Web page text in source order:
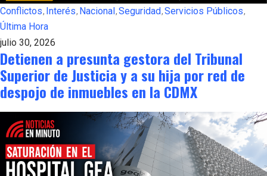
Conflictos Interés Nacional Seguridad Servicios Públicos
Última Hora
julio 30, 2026
Detienen a presunta gestora del Tribunal
Superior de Justicia y a su hija por red de
despojo de inmuebles en la CDMX